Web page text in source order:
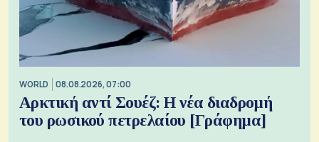
WORLD 08.08.2026, 07:00
Αρκτική αντί Σουέζ: Η νέα διαδρομή
του ρωσικού πετρελαίου [Γράφημα]